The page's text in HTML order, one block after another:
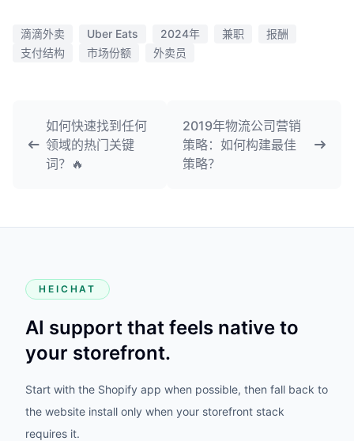
滴滴外卖 Uber Eats 2024年 兼职
报酬
支付结构
市场份额 外卖员
如何快速找到任何
领域的热门关键
词？🔥
2019年物流公司营销
策略：如何构建最佳
策略？
HEICHAT
AI support that feels native to
your storefront.
Start with the Shopify app when possible, then fall back to
the website install only when your storefront stack
requires it.